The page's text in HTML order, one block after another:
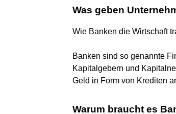
Was geben
Wie Banken die Wirtschaft
Banken sind so genannte
Kapitalgebern und
Geld in Form von Krediten
Warum braucht es